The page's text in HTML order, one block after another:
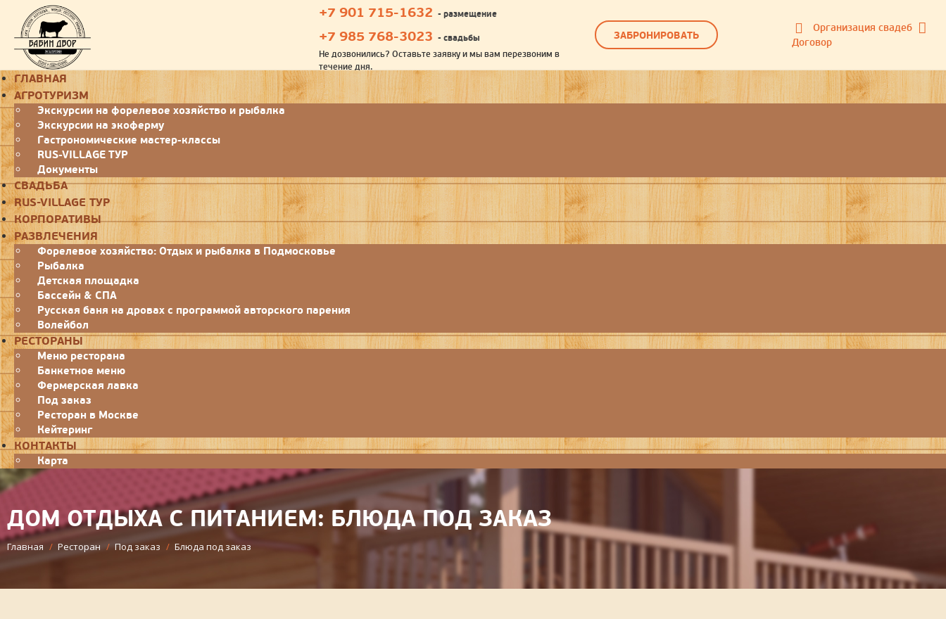
+7 901 715-1632 - размещение
+7 985 768-3023 - свадьбы
Не дозвонились? Оставьте заявку и мы вам перезвоним в
течение дня.
ЗАБРОНИРОВАТЬ
Организация свадеб
Договор
Toggle
navigation
ГЛАВНАЯ
АГРОТУРИЗМ
Экскурсии на форелевое хозяйство и рыбалка
Экскурсии на экоферму
Гастрономические мастер-классы
RUS-VILLAGE ТУР
Документы
СВАДЬБА
RUS-VILLAGE ТУР
КОРПОРАТИВЫ
РАЗВЛЕЧЕНИЯ
Форелевое хозяйство: Отдых и рыбалка в Подмосковье
Рыбалка
Детская площадка
Бассейн & СПА
Русская баня на дровах с программой авторского парения
Волейбол
РЕСТОРАНЫ
Меню ресторана
Банкетное меню
Фермерская лавка
Под заказ
Ресторан в Москве
Кейтеринг
КОНТАКТЫ
Карта
ДОМ ОТДЫХА С ПИТАНИЕМ: БЛЮДА ПОД ЗАКАЗ
Главная / Ресторан / Под заказ / Блюда под заказ